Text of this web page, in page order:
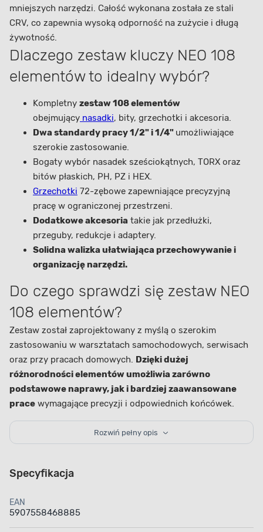
mniejszych narzędzi. Całość wykonana została ze stali
CRV, co zapewnia wysoką odporność na zużycie i długą
żywotność.
Dlaczego zestaw kluczy NEO 108
elementów to idealny wybór?
Kompletny zestaw 108 elementów
obejmujący nasadki, bity, grzechotki i akcesoria.
Dwa standardy pracy 1/2" i 1/4" umożliwiające
szerokie zastosowanie.
Bogaty wybór nasadek sześciokątnych, TORX oraz
bitów płaskich, PH, PZ i HEX.
Grzechotki 72-zębowe zapewniające precyzyjną
pracę w ograniczonej przestrzeni.
Dodatkowe akcesoria takie jak przedłużki,
przeguby, redukcje i adaptery.
Solidna walizka ułatwiająca przechowywanie i
organizację narzędzi.
Do czego sprawdzi się zestaw NEO
108 elementów?
Zestaw został zaprojektowany z myślą o szerokim
zastosowaniu w warsztatach samochodowych, serwisach
oraz przy pracach domowych. Dzięki dużej
różnorodności elementów umożliwia zarówno
podstawowe naprawy, jak i bardziej zaawansowane
prace wymagające precyzji i odpowiednich końcówek.
Sprawdza się przy serwisie pojazdów, montażu konstrukcji
czy pracach instalacyjnych.
NEO CRV?
narzędzi oraz odporność na odkształcenia i intensywne
Rozwiń pełny opis
Specyfikacja
EAN
5907558468885